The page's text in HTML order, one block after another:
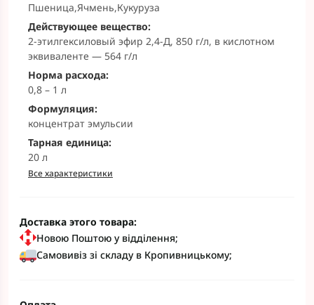
Пшеница,Ячмень,Кукуруза
Действующее вещество:
2-этилгексиловый эфир 2,4-Д, 850 г/л, в кислотном
эквиваленте — 564 г/л
Норма расхода:
0,8 – 1 л
Формуляция:
концентрат эмульсии
Тарная единица:
20 л
Все характеристики
Доставка этого товара:
Новою Поштою у відділення;
Самовивіз зі складу в Кропивницькому;